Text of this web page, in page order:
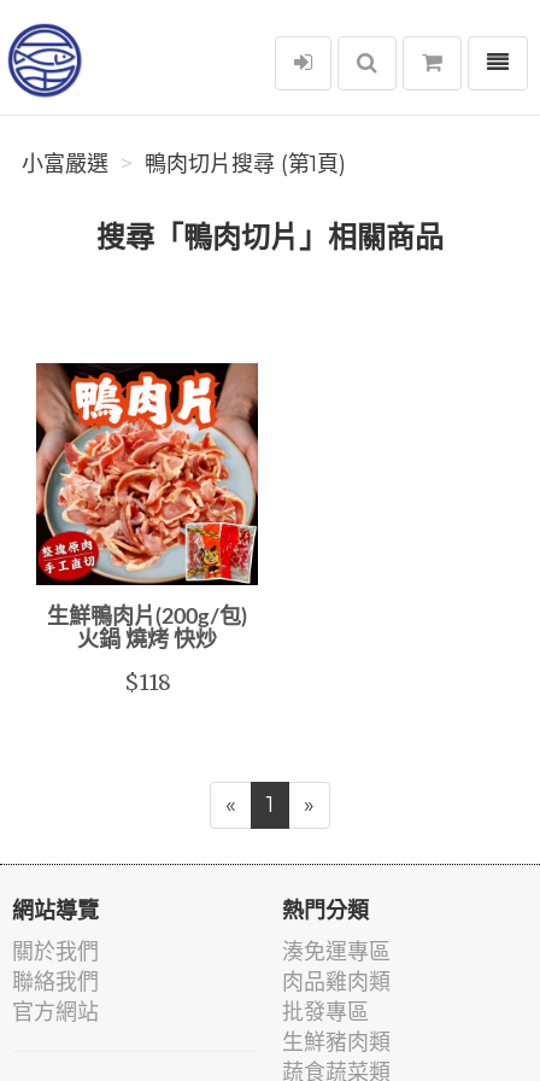
小富嚴選
選單
小富嚴選 鴨肉切片搜尋 (第1頁)
搜尋「鴨肉切片」相關商品
生鮮鴨肉片(200g/包)
火鍋 燒烤 快炒
$118
« 1 »
網站導覽
關於我們
聯絡我們
官方網站
熱門分類
湊免運專區
肉品雞肉類
批發專區
生鮮豬肉類
蔬食蔬菜類